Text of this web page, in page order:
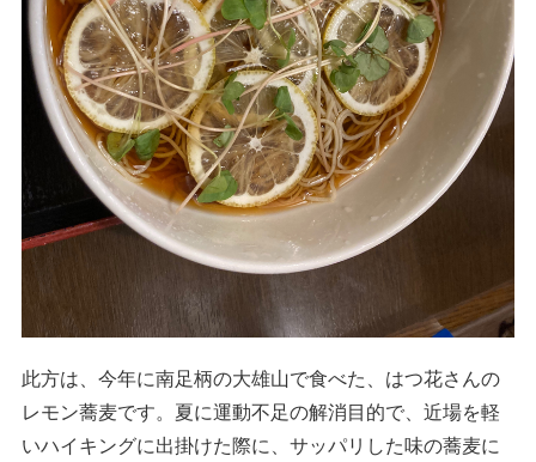
此方は、今年に南足柄の大雄山で食べた、はつ花さんの
レモン蕎麦です。夏に運動不足の解消目的で、近場を軽
いハイキングに出掛けた際に、サッパリした味の蕎麦に